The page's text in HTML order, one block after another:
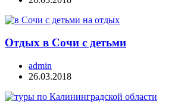
Отдых в Сочи с детьми
admin
26.03.2018